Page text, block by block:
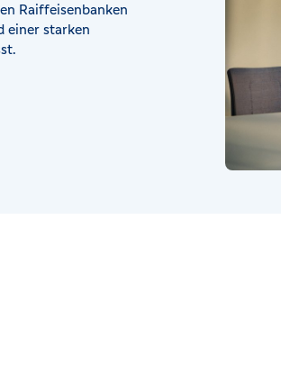
Raiffeisenbanken
einer starken